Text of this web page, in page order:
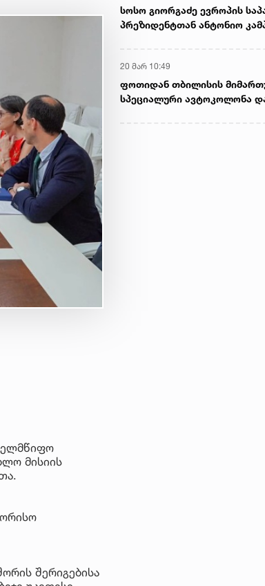
მისიის
შერიგებისა
სოსო გიორგაძე ევროპის
პრეზიდენტთან ანტონიო
20 მარ 10:49
ფოთიდან თბილისის
სპეციალური ავტოკოლონა